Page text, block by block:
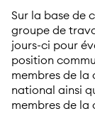
Sur la base de
groupe de
jours-ci pour
position
membres de la
national ainsi
membres de la